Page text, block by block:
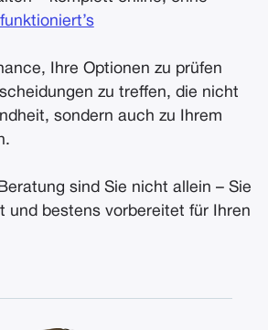
Ihre Optionen zu prüfen
zu treffen, die nicht
sondern auch zu Ihrem
sind Sie nicht allein – Sie
und bestens vorbereitet für Ihren